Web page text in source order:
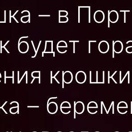
– в
будет
–